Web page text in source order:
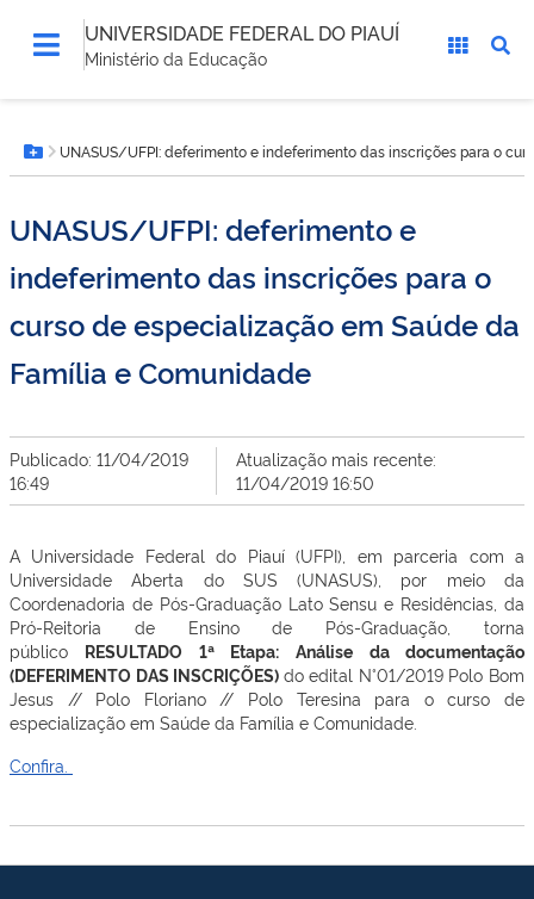
UNIVERSIDADE FEDERAL DO PIAUÍ
Ministério da Educação
está
aqui:Botão Menu
UNASUS/UFPI: deferimento e indeferimento das inscrições para o
UNASUS/UFPI: deferimento e
indeferimento das inscrições para o
curso de especialização em Saúde da
Família e Comunidade
Publicado: 11/04/2019
16:49
Atualização mais recente:
11/04/2019 16:50
A Universidade Federal do Piauí (UFPI), em parceria com a
Universidade Aberta do SUS (UNASUS), por meio da
Coordenadoria de Pós-Graduação Lato Sensu e Residências, da
Pró-Reitoria de Ensino de Pós-Graduação, torna
público RESULTADO 1ª Etapa:
Análise da documentação
(DEFERIMENTO DAS INSCRIÇÕES) do edital N°01/2019 Polo Bom
Jesus // Polo Floriano // Polo Teresina para o curso de
especialização em Saúde da Família e Comunidade.
Confira.